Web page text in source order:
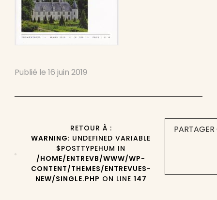
Publié le 16 juin 2019
RETOUR À :
WARNING: UNDEFINED VARIABLE
$POSTTYPEHUM IN
/HOME/ENTREVB/WWW/WP-
CONTENT/THEMES/ENTREVUES-
NEW/SINGLE.PHP ON LINE 147